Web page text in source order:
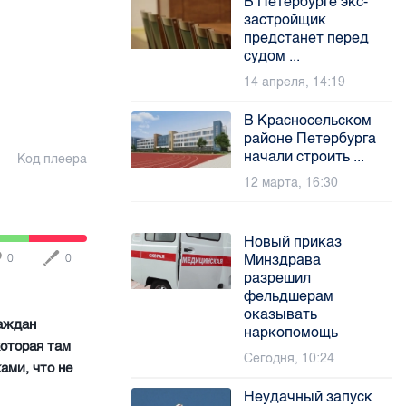
Код плеера
0 0
там
что не
застройщик
предстанет перед
судом ...
14 апреля, 14:19
В Красносельском
районе Петербурга
начали строить ...
12 марта, 16:30
Новый приказ
Минздрава
разрешил
фельдшерам
оказывать
наркопомощь
Сегодня, 10:24
Неудачный запуск